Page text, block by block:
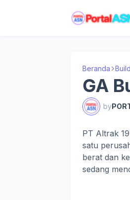
Beranda
GA
by
PT Altrak
satu
berat dan
sedang